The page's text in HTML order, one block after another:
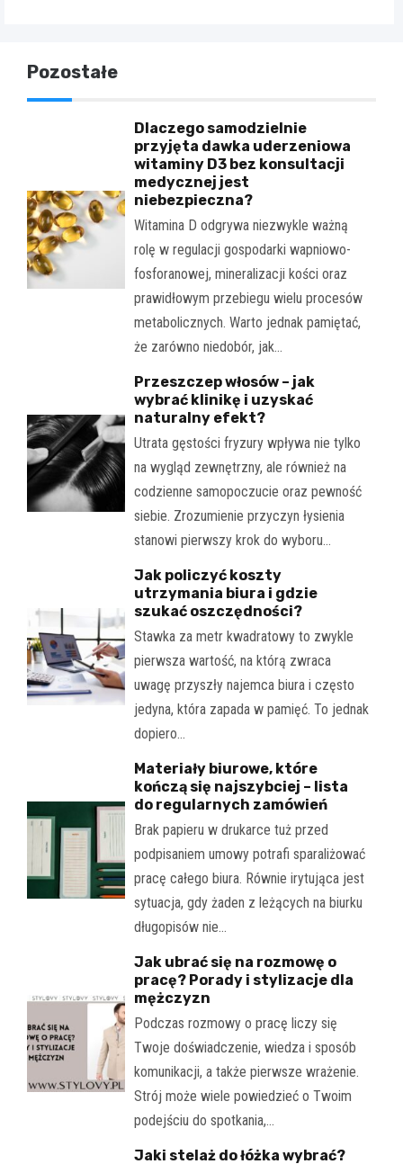
Pozostałe
Dlaczego samodzielnie
przyjęta dawka uderzeniowa
witaminy D3 bez konsultacji
medycznej jest
niebezpieczna?
Witamina D odgrywa niezwykle ważną
rolę w regulacji gospodarki wapniowo-
fosforanowej, mineralizacji kości oraz
prawidłowym przebiegu wielu procesów
metabolicznych. Warto jednak pamiętać,
że zarówno niedobór, jak…
Przeszczep włosów – jak
wybrać klinikę i uzyskać
naturalny efekt?
Utrata gęstości fryzury wpływa nie tylko
na wygląd zewnętrzny, ale również na
codzienne samopoczucie oraz pewność
siebie. Zrozumienie przyczyn łysienia
stanowi pierwszy krok do wyboru…
Jak policzyć koszty
utrzymania biura i gdzie
szukać oszczędności?
Stawka za metr kwadratowy to zwykle
pierwsza wartość, na którą zwraca
uwagę przyszły najemca biura i często
jedyna, która zapada w pamięć. To jednak
dopiero…
Materiały biurowe, które
kończą się najszybciej – lista
do regularnych zamówień
Brak papieru w drukarce tuż przed
podpisaniem umowy potrafi sparaliżować
pracę całego biura. Równie irytująca jest
sytuacja, gdy żaden z leżących na biurku
długopisów nie…
Jak ubrać się na rozmowę o
pracę? Porady i stylizacje dla
mężczyzn
Podczas rozmowy o pracę liczy się
Twoje doświadczenie, wiedza i sposób
komunikacji, a także pierwsze wrażenie.
Strój może wiele powiedzieć o Twoim
podejściu do spotkania,…
Jaki stelaż do łóżka wybrać?